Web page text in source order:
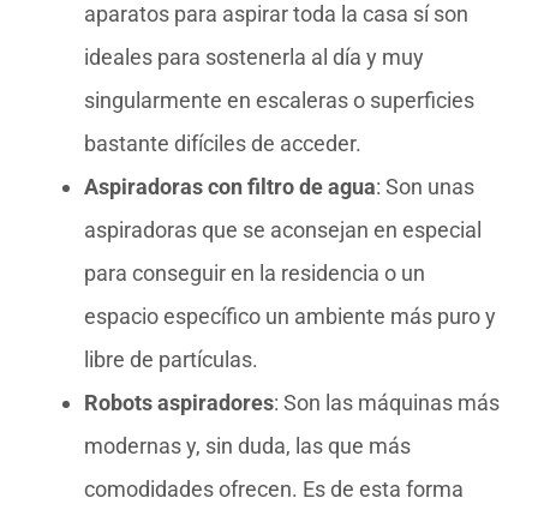
aparatos para aspirar toda la casa sí son
ideales para sostenerla al día y muy
singularmente en escaleras o superficies
bastante difíciles de acceder.
Aspiradoras con filtro de agua: Son unas
aspiradoras que se aconsejan en especial
para conseguir en la residencia o un
espacio específico un ambiente más puro y
libre de partículas.
Robots aspiradores: Son las máquinas más
modernas y, sin duda, las que más
comodidades ofrecen. Es de esta forma